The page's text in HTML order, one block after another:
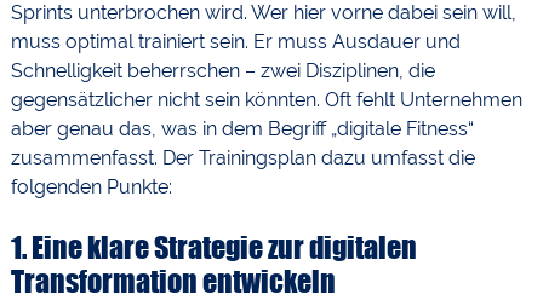
Sprints unterbrochen wird. Wer hier vorne dabei sein will,
muss optimal trainiert sein. Er muss Ausdauer und
Schnelligkeit beherrschen – zwei Disziplinen, die
gegensätzlicher nicht sein könnten. Oft fehlt Unternehmen
aber genau das, was in dem Begriff „digitale Fitness“
zusammenfasst. Der Trainingsplan dazu umfasst die
folgenden Punkte:
1. Eine klare Strategie zur digitalen
Transformation entwickeln